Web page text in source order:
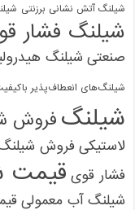
شیلنگ آتش نشانی برزنتی
شیلنگ فشار
صنعتی شیلنگ
شیلنگ‌های انعطاف‌پذیر
شیلنگ فروش
لاستیکی فروش
فشار قوی قیمت
شیلنگ آب معمولی